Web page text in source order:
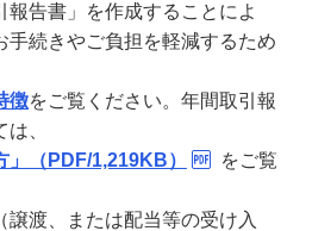
・ジュニアNISA残高およ
をお持ちのお客さまへ】2025年
に関するお知らせ
替手数料割引のお知らせ
告書」を作成することによ
手続きやご負担を軽減するため
徴をご覧ください。年間取引報
、
」（PDF/1,219KB）
をご覧
渡、または配当等の受け入